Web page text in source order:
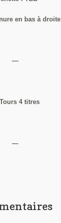
en bas à droite
—
4 titres
—